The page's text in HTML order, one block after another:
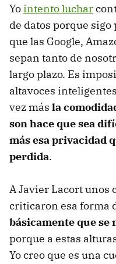
Yointento luchar
de datos porque sigo
que las Google,
sepan tanto de
largo plazo. Es
altavoces
vez más la
son hace que sea
más esa privacidad
perdida.
A Javier Lacort unos
criticaron esa forma
básicamente que se
porque a estas
Yo creo que es una